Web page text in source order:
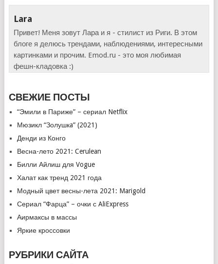
Lara
Привет! Меня зовут Лара и я - стилист из Риги. В этом
блоге я делюсь трендами, наблюдениями, интересными
картинками и прочим. Emod.ru - это моя любимая
фешн-кладовка :)
СВЕЖИЕ ПОСТЫ
“Эмили в Париже” – сериал Netflix
Мюзикл “Золушкa” (2021)
Денди из Конго
Весна-лето 2021: Cerulean
Билли Айлиш для Vogue
Халат как тренд 2021 года
Модный цвет весны-лета 2021: Marigold
Сериал “Фарца” – очки с AliExpress
Аирмаксы в массы
Яркие кроссовки
РУБРИКИ САЙТА